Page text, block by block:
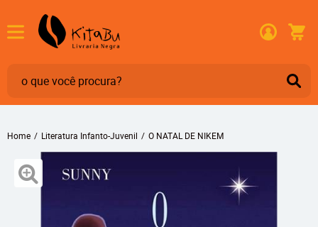
Home Literatura Infanto-Juvenil O NATAL DE NIKEM